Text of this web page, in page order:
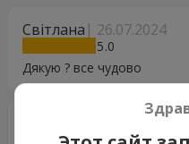
Світлана 26.07.2024
5
Дякую ? все чудово
5